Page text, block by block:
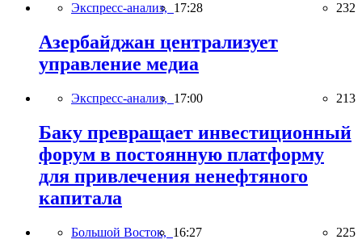
Экспресс-анализ, 17:28 232
Азербайджан централизует
управление медиа
Экспресс-анализ, 17:00 213
Баку превращает инвестиционный
форум в постоянную платформу
для привлечения ненефтяного
капитала
Большой Восток, 16:27 225